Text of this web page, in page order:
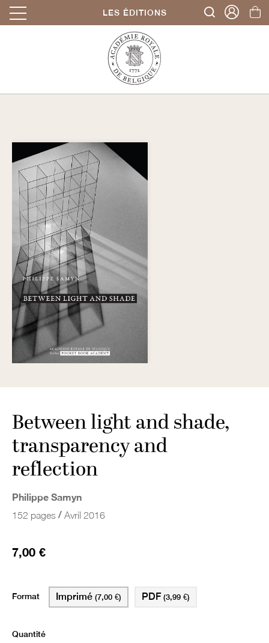
LES ÉDITIONS
Between light and shade,
transparency and
reflection
Philippe Samyn
152 pages / Avril 2016
7,00 €
Format Imprimé (7,00 €) PDF (3,99 €)
Quantité